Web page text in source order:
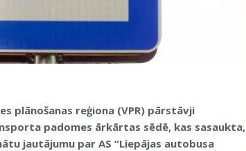
plānošanas reģiona (VPR) pārstāvji
padomes ārkārtas sēdē, kas sasaukta,
jautājumu par AS “Liepājas autobusa